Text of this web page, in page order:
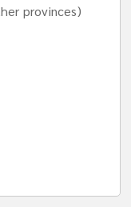
provinces)